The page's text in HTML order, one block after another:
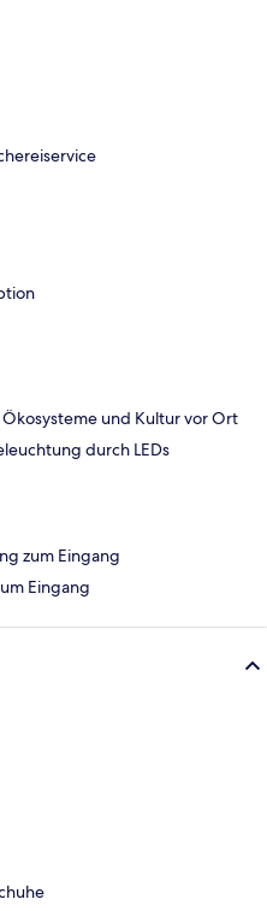
und Kultur vor Ort
durch LEDs
zum Eingang
Eingang